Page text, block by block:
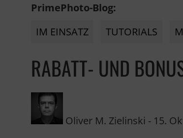
PrimePhoto-Blog:
IM EINSATZ
TUTORIALS
RABATT- UND
Oliver M. Zielinski - 15.